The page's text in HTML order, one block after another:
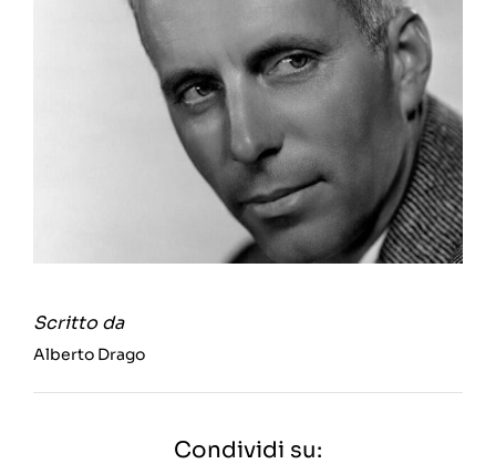
Scritto da
Alberto Drago
Condividi su: